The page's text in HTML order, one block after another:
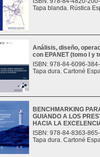
Tapa blanda. Rústica
Análisis, diseño,
con EPANET (tomo I y
ISBN: 978-84-6096-
Tapa dura. Cartoné
BENCHMARKING
GUIANDO A LOS
HACIA LA
ISBN: 978-84-8363-
Tapa dura. Cartoné